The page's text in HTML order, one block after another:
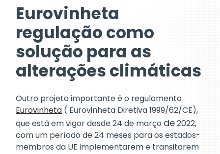
Eurovinheta
regulação como
solução para as
alterações climáticas
Outro projeto importante é o regulamento
Eurovinheta ( Eurovinheta Diretiva 1999/62/CE),
que está em vigor desde 24 de março de2022,
com um período de 24 meses para os estados-
membros da UE implementarem e transitarem